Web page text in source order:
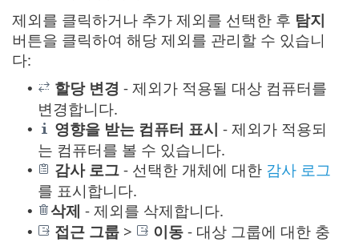
제외를 클릭하거나 추가 제외를 선택한 후 탐지
버튼을 클릭하여 해당 제외를 관리할 수 있습니
다:
• 할당 변경 - 제외가 적용될 대상 컴퓨터를
변경합니다.
• 영향을 받는 컴퓨터 표시 - 제외가 적용되
는 컴퓨터를 볼 수 있습니다.
• 감사 로그 - 선택한 개체에 대한 감사 로그
를 표시합니다.
• 삭제 - 제외를 삭제합니다.
• 접근 그룹 > 이동 - 대상 그룹에 대한 충